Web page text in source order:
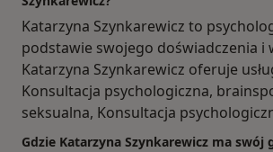
Katarzyna Szynkarewicz to
podstawie swojego doświadczenia i
Katarzyna Szynkarewicz oferuje
Konsultacja psychologiczna,
seksualna, Konsultacja
Gdzie Katarzyna Szynkarewicz ma swój